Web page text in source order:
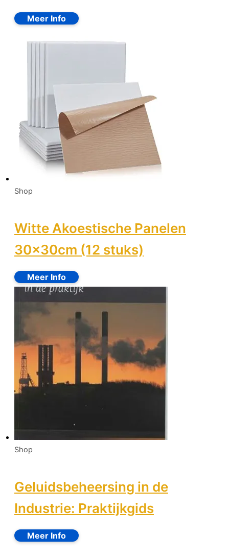
Shop
Witte Akoestische Panelen
30x30cm (12 stuks)
Shop
Geluidsbeheersing in de
Industrie: Praktijkgids